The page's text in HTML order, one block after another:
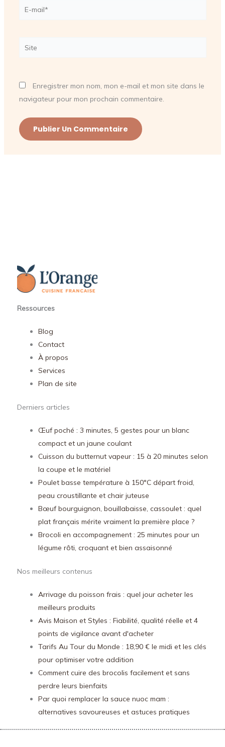
E-
Site
Enregistrer mon nom, mon e-mail et mon site dans le
navigateur pour mon prochain commentaire.
Ressources
Blog
Contact
À propos
Services
Plan de site
Derniers articles
Œuf poché : 3 minutes, 5 gestes pour un blanc
compact et un jaune coulant
Cuisson du butternut vapeur : 15 à 20 minutes selon
la coupe et le matériel
Poulet basse température à 150°C départ froid,
peau croustillante et chair juteuse
Bœuf bourguignon, bouillabaisse, cassoulet : quel
plat français mérite vraiment la première place ?
Brocoli en accompagnement : 25 minutes pour un
légume rôti, croquant et bien assaisonné
Nos meilleurs contenus
Arrivage du poisson frais : quel jour acheter les
meilleurs produits
Avis Maison et Styles : Fiabilité, qualité réelle et 4
points de vigilance avant d'acheter
Tarifs Au Tour du Monde : 18,90 € le midi et les clés
pour optimiser votre addition
Comment cuire des brocolis facilement et sans
perdre leurs bienfaits
Par quoi remplacer la sauce nuoc mam :
alternatives savoureuses et astuces pratiques